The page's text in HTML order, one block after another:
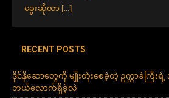
ခွေးဆိုတာ [...]
RECENT POSTS
ဒိုင်နိုဆောတွေကို မျိုးတုံးစေခဲ့တဲ့ ဥက္ကာခဲကြီးရဲ့
ဘယ်လောက်ရှိခဲ့လဲ